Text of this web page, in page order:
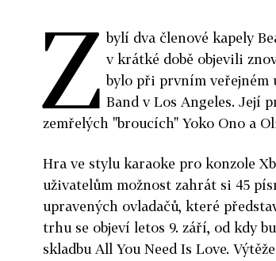
Z bylí dva členové kapely
v krátké době objevili
bylo při prvním veřejném
Band v Los Angeles. Její
zemřelých "broucích" Yoko Ono a
Hra ve stylu karaoke pro konzole
uživatelům možnost zahrát si 45
upravených ovladačů, které
trhu se objeví letos 9. září, od kdy
skladbu All You Need Is Love.